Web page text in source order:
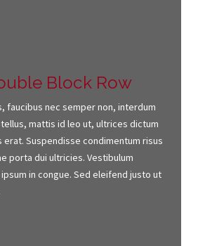
Block Row
faucibus nec semper non, interdum
mattis id leo ut, ultrices dictum
erat. Suspendisse condimentum risus
porta dui ultricies. Vestibulum
in congue. Sed eleifend justo ut